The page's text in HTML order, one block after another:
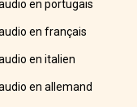
en portugais
en français
en italien
en allemand